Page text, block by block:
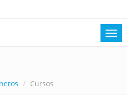
Cursos